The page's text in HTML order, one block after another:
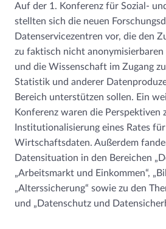
Auf der 1. Konferenz für Sozial-
stellten sich die neuen
Datenservicezentren vor, die den
zu faktisch nicht
und die Wissenschaft im Zugang
Statistik und anderer
Bereich unterstützen sollen. Ein
Konferenz waren die Perspektiven
Institutionalisierung eines Rates
Wirtschaftsdaten. Außerdem
Datensituation in den Bereichen
„Arbeitsmarkt und Einkommen“,
„Alterssicherung“ sowie zu den
und „Datenschutz und